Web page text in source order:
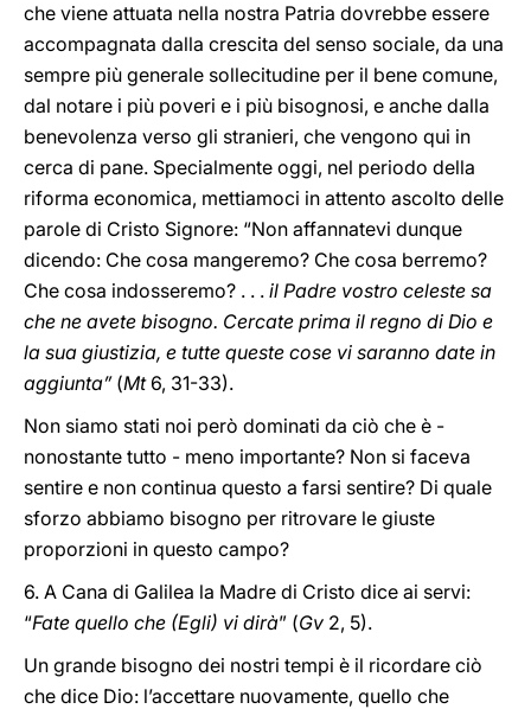
che viene attuata nella nostra Patria dovrebbe essere
accompagnata dalla crescita del senso sociale, da una
sempre più generale sollecitudine per il bene comune,
dal notare i più poveri e i più bisognosi, e anche dalla
benevolenza verso gli stranieri, che vengono qui in
cerca di pane. Specialmente oggi, nel periodo della
riforma economica, mettiamoci in attento ascolto delle
parole di Cristo Signore: “Non affannatevi dunque
dicendo: Che cosa mangeremo? Che cosa berremo?
Che cosa indosseremo? . . . il Padre vostro celeste sa
che ne avete bisogno. Cercate prima il regno di Dio e
la sua giustizia, e tutte queste cose vi saranno date in
aggiunta”(Mt6, 31-33).
Non siamo stati noi però dominati da ciò che è -
nonostante tutto - meno importante? Non si faceva
sentire e non continua questo a farsi sentire? Di quale
sforzo abbiamo bisogno per ritrovare le giuste
proporzioni in questo campo?
6. A Cana di Galilea la Madre di Cristo dice ai servi:
“Fate quello che (Egli) vi dirà” (Gv 2, 5).
Un grande bisogno dei nostri tempi è il ricordare ciò
che dice Dio: l’accettare nuovamente, quello che